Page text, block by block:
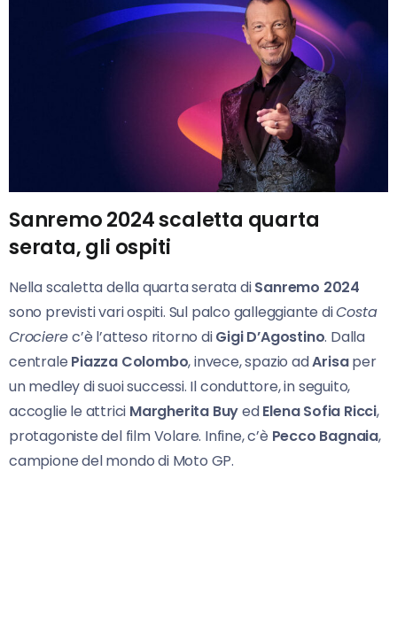
Sanremo 2024 scaletta quarta
serata, gli ospiti
Nella scaletta della quarta serata diSanremo 2024
sono previsti vari ospiti. Sul palco galleggiante diCosta
Crocierec’è l’atteso ritorno diGigi D’Agostino. Dalla
centrale Piazza Colombo, invece, spazio adArisaper
un medley di suoi successi. Il conduttore, in seguito,
accoglie le attrici Margherita BuyedElenaSofia Ricci,
protagoniste del film Volare. Infine, c’è Pecco Bagnaia,
campione del mondo di Moto GP.